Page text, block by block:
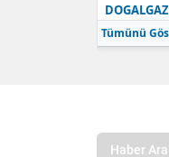
DOGALGAZ
Tümünü